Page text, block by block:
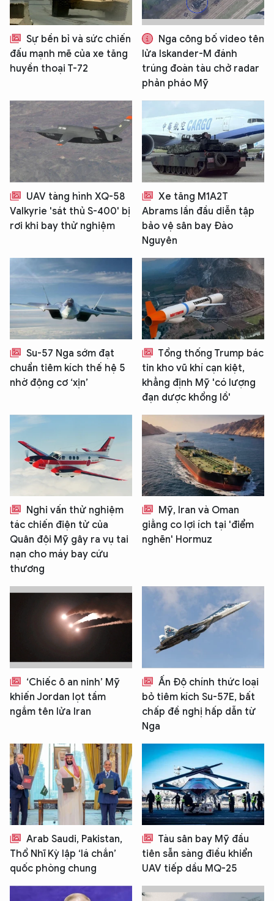
Sự bền bỉ và sức chiến
đấu mạnh mẽ của xe tăng
huyền thoại T-72
Nga công bố video tên
lửa Iskander-M đánh
trúng đoàn tàu chở radar
phản pháo Mỹ
UAV tàng hình XQ-58
Valkyrie 'sát thủ S-400' bị
rơi khi bay thử nghiệm
Xe tăng M1A2T
Abrams lần đầu diễn tập
bảo vệ sân bay Đào
Nguyên
Su-57 Nga sớm đạt
chuẩn tiêm kích thế hệ 5
nhờ động cơ ‘xịn’
Tổng thống Trump bác
tin kho vũ khí cạn kiệt,
khẳng định Mỹ 'có lượng
đạn dược khổng lồ'
Nghi vấn thử nghiệm
tác chiến điện tử của
Quân đội Mỹ gây ra vụ tai
nạn cho máy bay cứu
thương
Mỹ, Iran và Oman
giằng co lợi ích tại 'điểm
nghẽn' Hormuz
‘Chiếc ô an ninh’ Mỹ
khiến Jordan lọt tầm
ngắm tên lửa Iran
Ấn Độ chính thức loại
bỏ tiêm kích Su-57E, bất
chấp đề nghị hấp dẫn từ
Nga
Arab Saudi, Pakistan,
Thổ Nhĩ Kỳ lập ‘lá chắn’
quốc phòng chung
Tàu sân bay Mỹ đầu
tiên sẵn sàng điều khiển
UAV tiếp dầu MQ-25